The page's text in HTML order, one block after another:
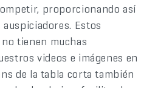
proporcionando así
Estos
tienen muchas
videos e imágenes en
de la tabla corta también